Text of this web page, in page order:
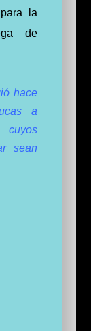
la
de
hace
a
sean